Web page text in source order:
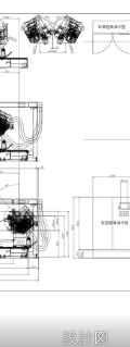
設計図